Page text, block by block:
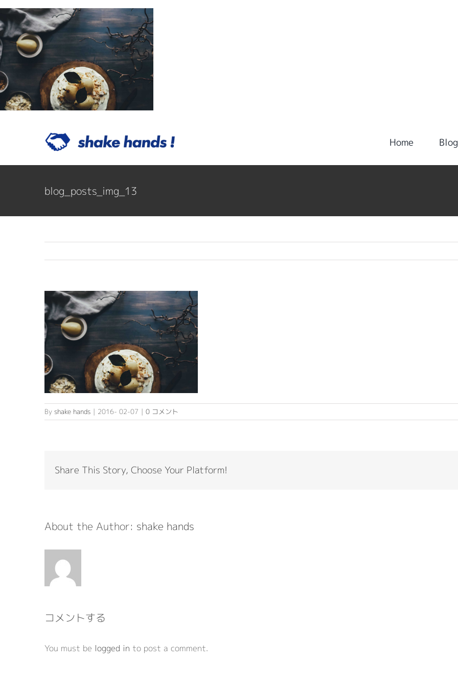
Skip
to
content
Home Blog
blog_posts_img_13
By shake hands | 2016- 02-07 | 0 コメント
Share This Story, Choose Your Platform!
About the Author: shake hands
コメントする
You must be logged in to post a comment.